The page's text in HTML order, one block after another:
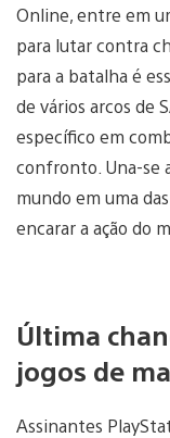
Online, entre em
para lutar contra
para a batalha é
de vários arcos de
específico em
confronto. Una-se
mundo em uma
encarar a ação do
Última
jogos de
Assinantes